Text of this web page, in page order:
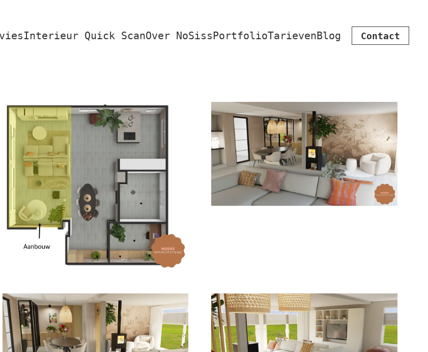
Interieur Quick ScanOver NoSissPortfolioTarievenBlog Contact